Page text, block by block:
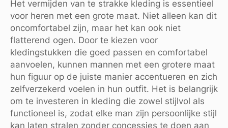
Het vermijden van te strakke kleding is essentieel
voor heren met een grote maat. Niet alleen kan dit
oncomfortabel zijn, maar het kan ook niet
flatterend ogen. Door te kiezen voor
kledingstukken die goed passen en comfortabel
aanvoelen, kunnen mannen met een grotere maat
hun figuur op de juiste manier accentueren en zich
zelfverzekerd voelen in hun outfit. Het is belangrijk
om te investeren in kleding die zowel stijlvol als
functioneel is, zodat elke man zijn persoonlijke stijl
kan laten stralen zonder concessies te doen aan